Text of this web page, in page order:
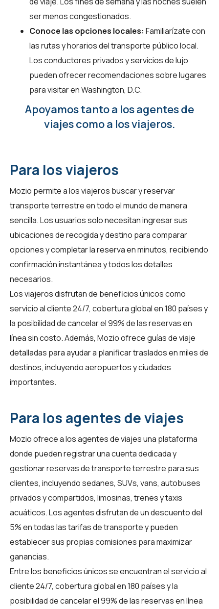
ser menos congestionados.
Conoce las opciones locales: Familiarízate con
las rutas y horarios del transporte público local.
Los conductores privados y servicios de lujo
pueden ofrecer recomendaciones sobre lugares
para visitar en Washington, D.C.
Apoyamos tanto a los agentes de
viajes como a los viajeros.
Para los viajeros
Mozio permite a los viajeros buscar y reservar
transporte terrestre en todo el mundo de manera
sencilla. Los usuarios solo necesitan ingresar sus
ubicaciones de recogida y destino para comparar
opciones y completar la reserva en minutos, recibiendo
confirmación instantánea y todos los detalles
necesarios.
Los viajeros disfrutan de beneficios únicos como
servicio al cliente 24/7, cobertura global en 180 países y
la posibilidad de cancelar el 99% de las reservas en
línea sin costo. Además, Mozio ofrece guías de viaje
detalladas para ayudar a planificar traslados en miles de
destinos, incluyendo aeropuertos y ciudades
importantes.
Para los agentes de viajes
Mozio ofrece a losagentes de viajesuna plataforma
donde pueden registrar una cuenta dedicada y
gestionar reservas de transporte terrestre para sus
clientes, incluyendo sedanes, SUVs, vans, autobuses
privados y compartidos, limosinas, trenes y taxis
acuáticos. Los agentes disfrutan de un descuento del
5% en todas las tarifas de transporte y pueden
establecer sus propias comisiones para maximizar
ganancias.
Entre los beneficios únicos se encuentran el servicio al
cliente 24/7, cobertura global en 180 países y la
posibilidad de cancelar el 99% de las reservas en línea